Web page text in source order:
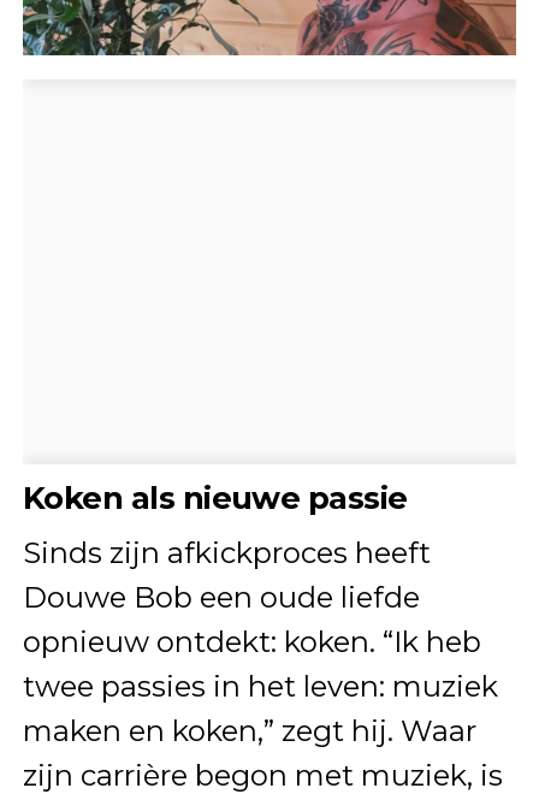
Koken als nieuwe passie
Sinds zijn afkickproces heeft
Douwe Bob een oude liefde
opnieuw ontdekt: koken. “Ik heb
twee passies in het leven: muziek
maken en koken,” zegt hij. Waar
zijn carrière begon met muziek, is